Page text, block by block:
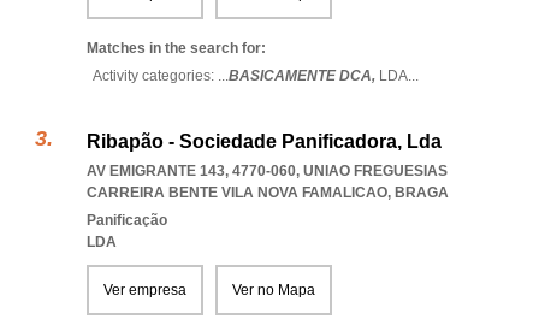
Matches in the search for:
Activity categories: ...BASICAMENTE DCA, LDA...
Ribapão - Sociedade Panificadora, Lda
AV EMIGRANTE 143, 4770-060, UNIAO FREGUESIAS
CARREIRA BENTE VILA NOVA FAMALICAO, BRAGA
Panificação
LDA
Ver empresa Ver no Mapa